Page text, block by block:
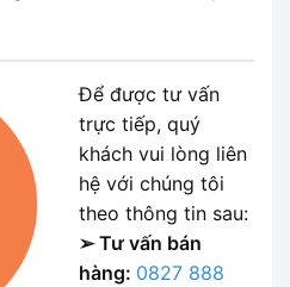
Để được tư vấn
trực tiếp, quý
khách vui lòng liên
hệ với chúng tôi
theo thông tin sau:
➢ Tư vấn bán
hàng: 0827 888